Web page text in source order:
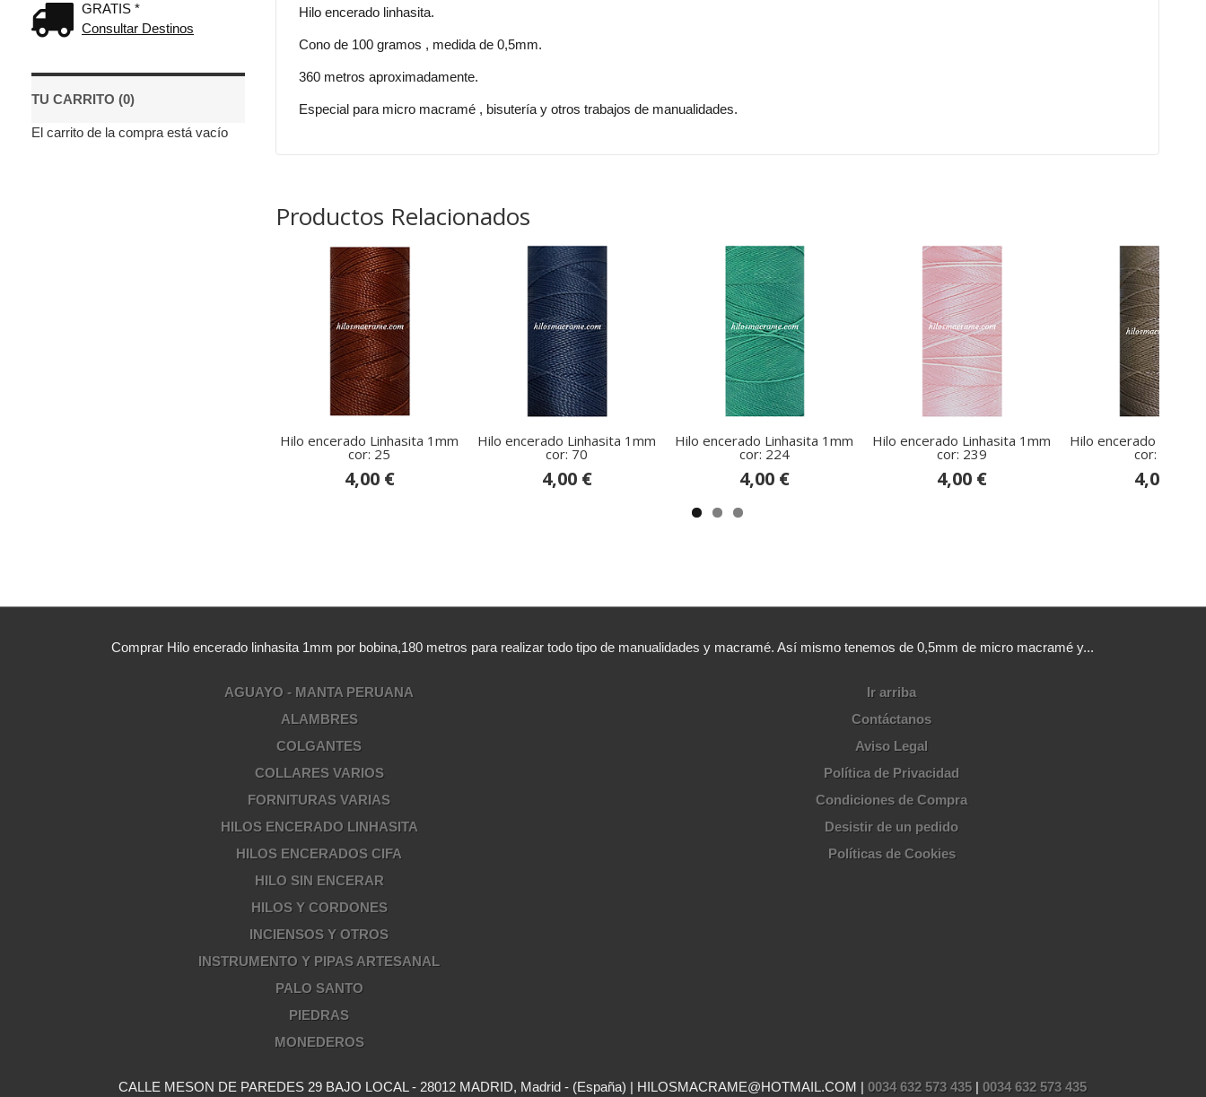
GRATIS *
Consultar Destinos
TU CARRITO (0)
El carrito de la compra está vacío
Hilo encerado linhasita.
Cono de 100 gramos , medida de 0,5mm.
360 metros aproximadamente.
Especial para micro macramé , bisutería y otros trabajos de manualidades.
Productos Relacionados
Hilo encerado Linhasita 1mm
cor: 25
4,00 €
Hilo encerado Linhasita 1mm
cor: 70
4,00 €
Hilo encerado Linhasita 1mm
cor: 224
4,00 €
Hilo encerado Linhasita 1mm
cor: 239
4,00 €
Hilo encerado
cor: 317
4,00 €
Comprar Hilo encerado linhasita 1mm por bobina,180 metros para realizar todo tipo de manualidades y macramé. Así mismo tenemos de 0,5mm de micro macramé y...
AGUAYO - MANTA PERUANA
ALAMBRES
COLGANTES
COLLARES VARIOS
FORNITURAS VARIAS
HILOS ENCERADO LINHASITA
HILOS ENCERADOS CIFA
HILO SIN ENCERAR
HILOS Y CORDONES
INCIENSOS Y OTROS
INSTRUMENTO Y PIPAS ARTESANAL
PALO SANTO
PIEDRAS
MONEDEROS
Ir arriba
Contáctanos
Aviso Legal
Política de Privacidad
Condiciones de Compra
Desistir de un pedido
Políticas de Cookies
CALLE MESON DE PAREDES 29 BAJO LOCAL - 28012 MADRID, Madrid - (España) | HILOSMACRAME@HOTMAIL.COM |0034 632 573 435 |0034 632 573 435